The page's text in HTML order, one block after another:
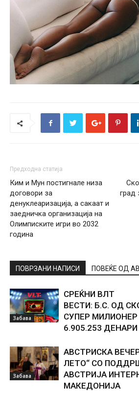
Предходна статија
Ким и Мун постигнале низа
договори за
денуклеаризација, а сакаат и
заедничка организација на
Олимписките игри во 2032
година
град
ПОВРЗАНИ НАПИСИ ПОВЕЌЕ ОД
Забава
СРЕЌНИ ВЛТ
ВЕСТИ: Б.С. ОД
СУПЕР
6.905.253 ДЕНАРИ
Забава
АВСТРИСКА
ЛЕТО“ СО
АВСТРИЈА
МАКЕДОНИЈА